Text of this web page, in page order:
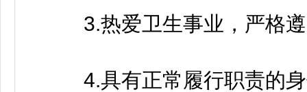
3.热爱卫生事业，严格遵
4.具有正常履行职责的身